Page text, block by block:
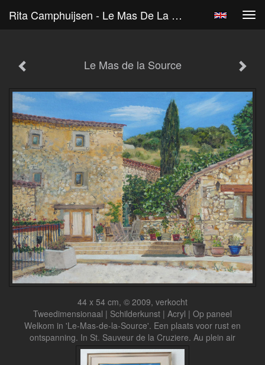
Rita Camphuijsen - Le Mas De La Source
Le Mas de la Source
44 x 54 cm, © 2009, verkocht
Tweedimensionaal | Schilderkunst | Acryl | Op paneel
Welkom in 'Le-Mas-de-la-Source'. Een plaats voor rust en
ontspanning. In St. Sauveur de la Cruziere. Au plein air